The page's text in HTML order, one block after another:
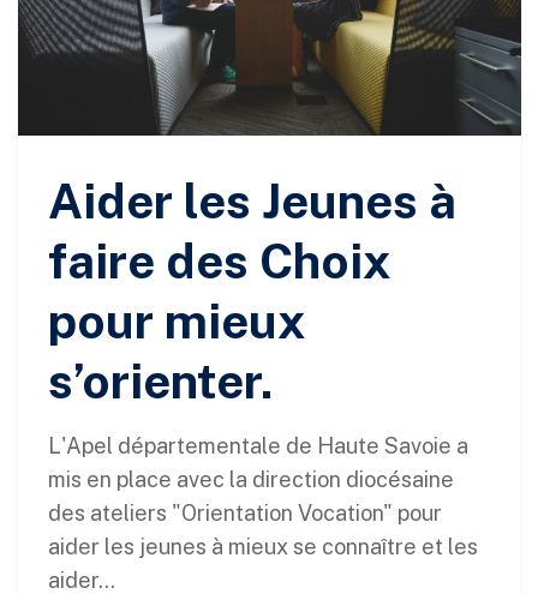
Aider les Jeunes à
faire des Choix
pour mieux
s’orienter.
L'Apel départementale de Haute Savoie a
mis en place avec la direction diocésaine
des ateliers "Orientation Vocation" pour
aider les jeunes à mieux se connaître et les
aider...